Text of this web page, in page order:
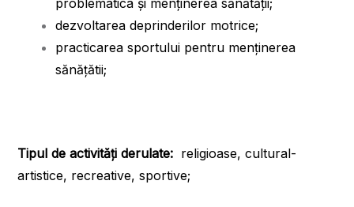
problematica şi menţinerea sănătăţii;
dezvoltarea deprinderilor motrice;
practicarea sportului pentru menţinerea
sănăţătii;
Tipul de activităţi derulate: religioase, cultural-
artistice, recreative, sportive;